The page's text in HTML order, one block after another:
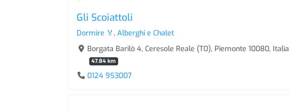
Gli Scoiattoli
Dormire 🏅 ,Alberghi e Chalet
Borgata Barilò 4, Ceresole Reale (TO), Piemonte 10080, Italia
47.84 km
0124 953007